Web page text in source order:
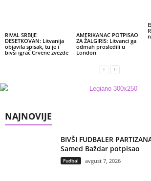
RIVAL SRBIJE
DESETKOVAN: Litvanija
objavila spisak, tu je i
bivši igrač Crvene zvezde
AMERIKANAC POTPISAO
ZA ŽALGIRIS: Litvanci ga
odmah prosledili u
London
NAJNOVIJE
BIVŠI FUDBALER
Samed Baždar potpisao
Fudbal avgust 7, 2026